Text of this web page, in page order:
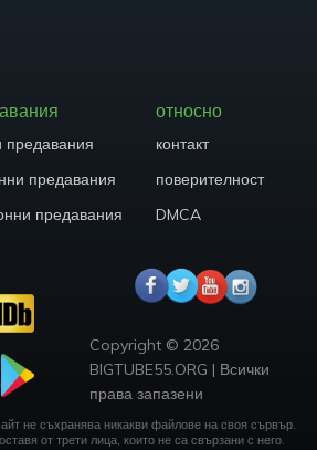
предавания
предавания
предавания
относно
контакт
поверителност
DMCA
Copyright © 2026
BIGTUBE55.ORG | Всички
права запазени
не съхранява никакви файлове на своя сървър.
от трети лица, които не са свързани с него.